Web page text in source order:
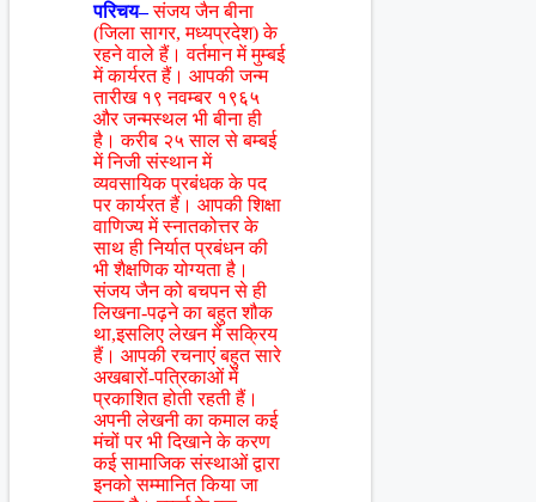
परिचय–संजय जैन बीना
(जिला सागर, मध्यप्रदेश) के
रहने वाले हैं। वर्तमान में मुम्बई
में कार्यरत हैं। आपकी जन्म
तारीख १९ नवम्बर १९६५
और जन्मस्थल भी बीना ही
है। करीब २५ साल से बम्बई
में निजी संस्थान में
व्यवसायिक प्रबंधक के पद
पर कार्यरत हैं। आपकी शिक्षा
वाणिज्य में स्नातकोत्तर के
साथ ही निर्यात प्रबंधन की
भी शैक्षणिक योग्यता है।
संजय जैन को बचपन से ही
लिखना-पढ़ने का बहुत शौक
था,इसलिए लेखन में सक्रिय
हैं। आपकी रचनाएं बहुत सारे
अखबारों-पत्रिकाओं में
प्रकाशित होती रहती हैं।
अपनी लेखनी का कमाल कई
मंचों पर भी दिखाने के करण
कई सामाजिक संस्थाओं द्वारा
इनको सम्मानित किया जा